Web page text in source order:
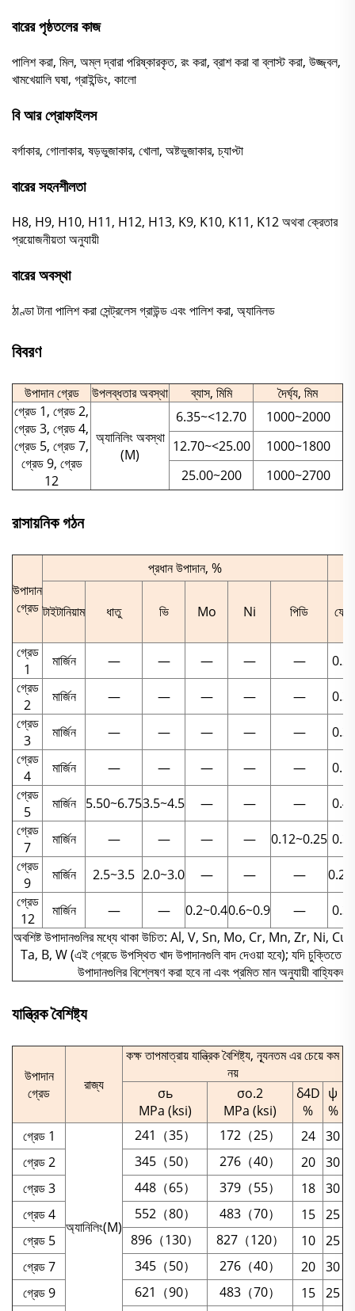
বারের পৃষ্ঠতলের কাজ
পালিশ করা, মিল, অম্ল দ্বারা পরিষ্কারকৃত, রং করা, ব্রাশ করা বা ব্লাস্ট করা, উজ্জ্বল,
খামখেয়ালি ঘষা, গ্রাইন্ডিং, কালো
বিআর প্রোফাইলস
বর্গাকার, গোলাকার, ষড়ভুজাকার, খোলা, অষ্টভুজাকার, চ্যাপ্টা
বারের সহনশীলতা
H8, H9, H10, H11, H12, H13, K9, K10, K11, K12 অথবা ক্রেতার
প্রয়োজনীয়তা অনুযায়ী
বারের অবস্থা
ঠাণ্ডা টানা পালিশ করা সেন্ট্রলেস গ্রাউন্ড এবং পালিশ করা, অ্যানিলড
বিবরণ
উপাদান গ্রেড উপলব্ধতার অবস্থা ব্যাস, মিমি
দৈর্ঘ্য, মিম
গ্রেড 1, গ্রেড 2,
গ্রেড 3, গ্রেড 4,
গ্রেড 5, গ্রেড 7,
গ্রেড 9, গ্রেড
12
অ্যানিলিং অবস্থা
(M)
6.35~<12.70
1000~2000
12.70~<25.00
1000~1800
25.00~200
1000~2700
রাসায়নিক গঠন
উপাদান
গ্রেড
প্রধান উপাদান, %
টাইটানিয়াম ধাতু ভি Mo Ni পিডি ফে
গ্রেড
1
মার্জিন — — — — — 0.2
গ্রেড
2
মার্জিন — — — — — 0.3
গ্রেড
3
মার্জিন — — — — — 0.3
গ্রেড
4
মার্জিন — — — — — 0.5
গ্রেড
5
মার্জিন 5.50~6.753.5~4.5 — — — 0.4
গ্রেড
7
মার্জিন — — — — 0.12~0.25 0.3
গ্রেড
9
মার্জিন 2.5~3.5 2.0~3.0 — — — 0.25
গ্রেড
12
মার্জিন — — 0.2~0.40.6~0.9 — 0.3
অবশিষ্ট উপাদানগুলির মধ্যে থাকা উচিত: Al, V, Sn, Mo, Cr, Mn, Zr, Ni,
Ta, B, W (এই গ্রেডে উপস্থিত খাদ উপাদানগুলি বাদ দেওয়া হবে); যদি চুক্তিতে
উপাদানগুলির বিশ্লেষণ করা হবে না এবং প্রমিত মান অনুযায়ী
যান্ত্রিক বৈশিষ্ট্য
উপাদান
গ্রেড
রাজ্য
কক্ষ তাপমাত্রায় যান্ত্রিক বৈশিষ্ট্য, ন্যূনতম এর চেয়ে কম
নয়
σь
MPa (ksi)
σo.2
MPa (ksi)
δ4D
%
ψ
%
গ্রেড 1
অ্যানিলিং(M)
241（35） 172（25） 24
30
গ্রেড 2
345（50） 276（40） 20
30
গ্রেড 3
448（65） 379（55） 18
30
গ্রেড 4
552（80） 483（70） 15
25
গ্রেড 5
896（130） 827（120） 10
25
গ্রেড 7
345（50） 276（40） 20
30
গ্রেড 9
621（90） 483（70） 15
25